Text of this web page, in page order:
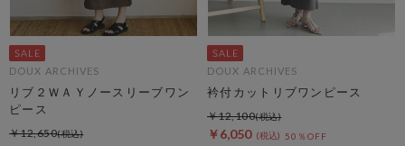
DOUX ARCHIVES
リブ２ＷＡＹノースリーブワン
ピース
￥12,650
DOUX ARCHIVES
衿付カットリブワンピース
￥6,050 50％OFF
￥12,100